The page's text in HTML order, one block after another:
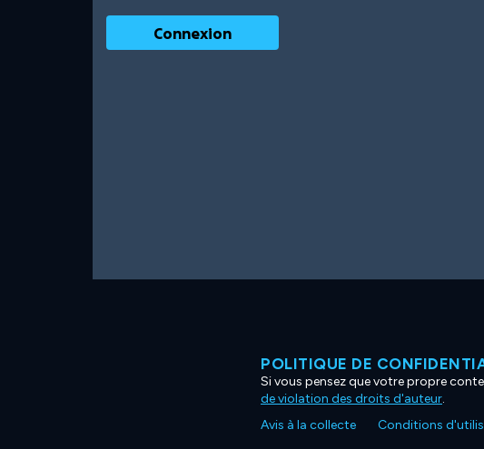
POLITIQUE DE
Si vous pensez que votre propre
de violation des droits d'auteur.
Avis à la collecte
Conditions